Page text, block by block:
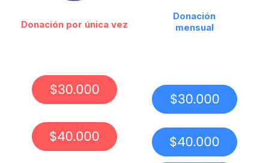
Donación por única vez
Donación
mensual